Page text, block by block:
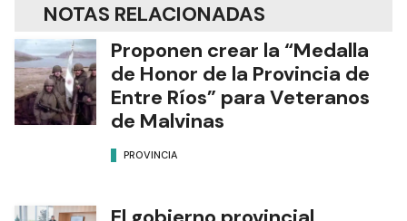
NOTAS RELACIONADAS
Proponen crear la “Medalla
de Honor de la Provincia de
Entre Ríos” para Veteranos
de Malvinas
PROVINCIA